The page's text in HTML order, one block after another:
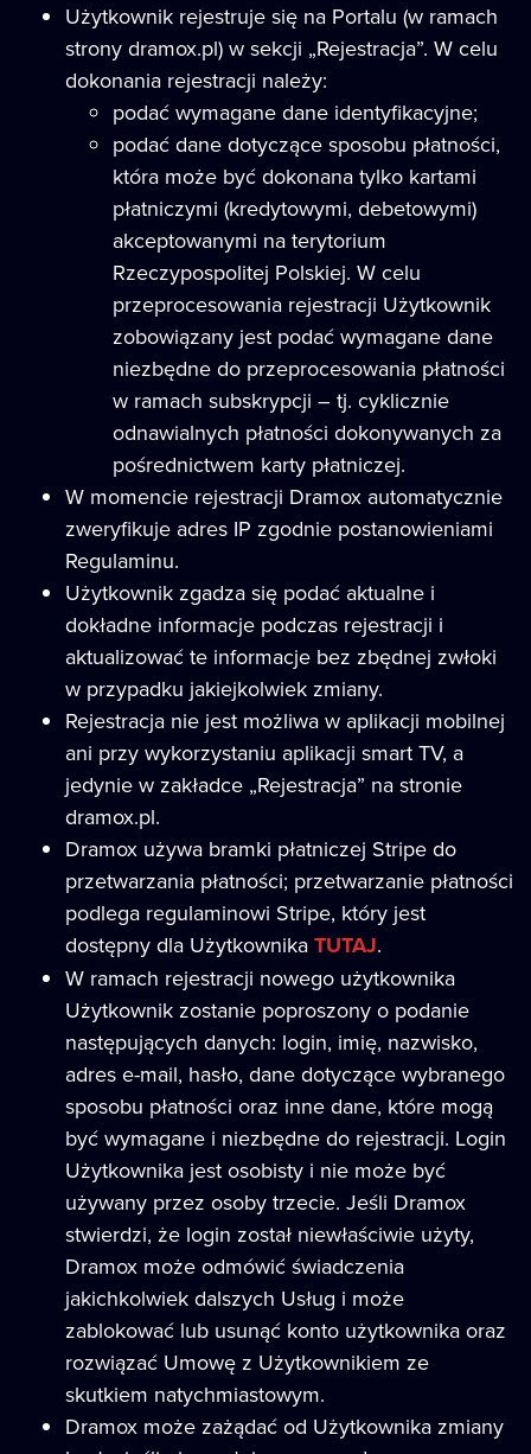
Użytkownik rejestruje się na Portalu (w ramach
strony dramox.pl) w sekcji „Rejestracja”. W celu
dokonania rejestracji należy:
podać wymagane dane identyfikacyjne;
podać dane dotyczące sposobu płatności,
która może być dokonana tylko kartami
płatniczymi (kredytowymi, debetowymi)
akceptowanymi na terytorium
Rzeczypospolitej Polskiej. W celu
przeprocesowania rejestracji Użytkownik
zobowiązany jest podać wymagane dane
niezbędne do przeprocesowania płatności
w ramach subskrypcji – tj. cyklicznie
odnawialnych płatności dokonywanych za
pośrednictwem karty płatniczej.
W momencie rejestracji Dramox automatycznie
zweryfikuje adres IP zgodnie postanowieniami
Regulaminu.
Użytkownik zgadza się podać aktualne i
dokładne informacje podczas rejestracji i
aktualizować te informacje bez zbędnej zwłoki
w przypadku jakiejkolwiek zmiany.
Rejestracja nie jest możliwa w aplikacji mobilnej
ani przy wykorzystaniu aplikacji smart TV, a
jedynie w zakładce „Rejestracja” na stronie
dramox.pl.
Dramox używa bramki płatniczej Stripe do
przetwarzania płatności; przetwarzanie płatności
podlega regulaminowi Stripe, który jest
dostępny dla Użytkownika TUTAJ.
W ramach rejestracji nowego użytkownika
Użytkownik zostanie poproszony o podanie
następujących danych: login, imię, nazwisko,
adres e-mail, hasło, dane dotyczące wybranego
sposobu płatności oraz inne dane, które mogą
być wymagane i niezbędne do rejestracji. Login
Użytkownika jest osobisty i nie może być
używany przez osoby trzecie. Jeśli Dramox
stwierdzi, że login został niewłaściwie użyty,
Dramox może odmówić świadczenia
jakichkolwiek dalszych Usług i może
zablokować lub usunąć konto użytkownika oraz
rozwiązać Umowę z Użytkownikiem ze
skutkiem natychmiastowym.
Dramox może zażądać od Użytkownika zmiany